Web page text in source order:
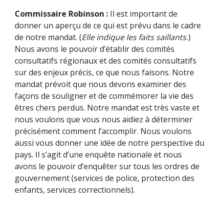
Commissaire Robinson : Il est important de
donner un aperçu de ce qui est prévu dans le cadre
de notre mandat. (Elle indique les faits saillants.)
Nous avons le pouvoir d’établir des comités
consultatifs régionaux et des comités consultatifs
sur des enjeux précis, ce que nous faisons. Notre
mandat prévoit que nous devons examiner des
façons de souligner et de commémorer la vie des
êtres chers perdus. Notre mandat est très vaste et
nous voulons que vous nous aidiez à déterminer
précisément comment l’accomplir. Nous voulons
aussi vous donner une idée de notre perspective du
pays. Il s’agit d’une enquête nationale et nous
avons le pouvoir d’enquêter sur tous les ordres de
gouvernement (services de police, protection des
enfants, services correctionnels).